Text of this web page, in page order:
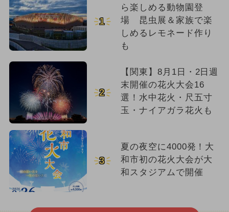
1
ら楽しめる動物園登
場 昆虫展＆家族で楽
しめるレモネード作り
も
2
【関東】8月1日・2日週
末開催の花火大会16
選！水中花火・尺五寸
玉・ナイアガラ花火も
3
夏の夜空に4000発！大
和市初の花火大会が大
和スタジアムで開催